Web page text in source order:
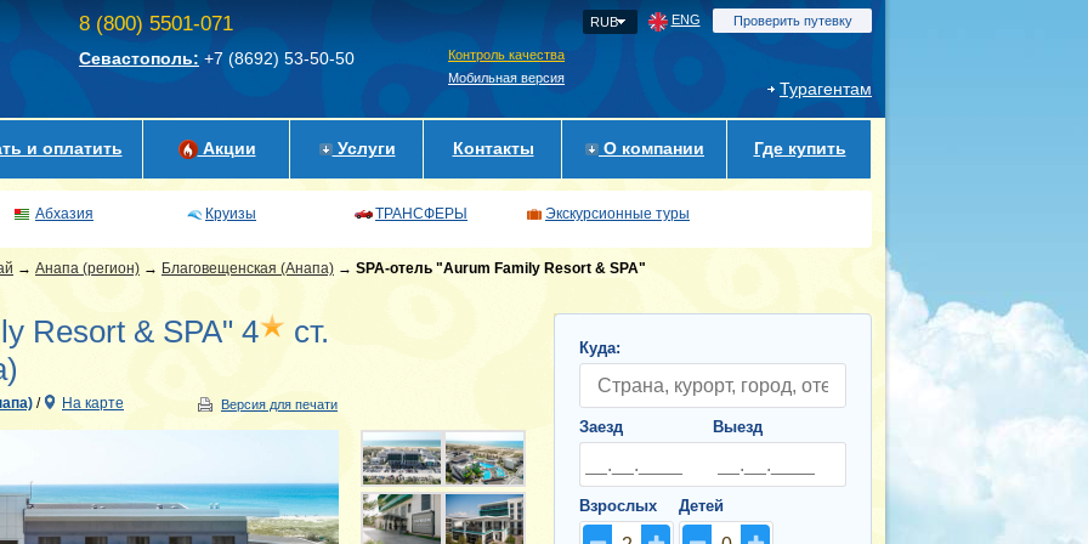
8 (800) 5501-071
Севастополь: +7 (8692) 53-50-50
Контроль качества
Мобильная версия
RUB ENG Проверить путевку
Турагентам
и оплатить Акции Услуги Контакты О компании Где купить
Абхазия Круизы ТРАНСФЕРЫ Экскурсионные туры
→ Анапа (регион) → Благовещенская (Анапа) → SPA-отель "Aurum Family Resort & SPA"
Resort & SPA" 4
ст.
/ На карте Версия для печати
Куда:
Заезд Выезд
Взрослых Детей